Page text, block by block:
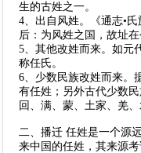
生的古姓之一。
4、出自风姓。《通志•
后：为风姓之国，故址
5、其他改姓而来。如元
称任氏。
6、少数民族改姓而来。
有任姓；另外古代少数
回、满、蒙、土家、羌
二、播迁 任姓是一个源
来中国的任姓，其来源